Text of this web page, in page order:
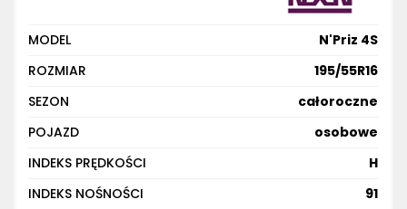
MODEL
N'Priz 4S
ROZMIAR
195/55R16
SEZON
całoroczne
POJAZD
osobowe
INDEKS PRĘDKOŚCI
H
INDEKS NOŚNOŚCI
91